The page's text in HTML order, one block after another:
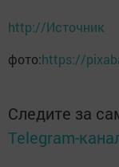
http://Источник
фото:https://
Следите за
Telegram-